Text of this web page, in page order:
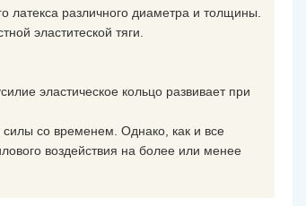
тяга ʺСлонʺ 3/8, 14oz (внеротовая)
8, 8oz (внеротовая)
3/8, 3oz (средняя)
латекса различного диаметра и толщины.
эластитеской тяги.
эластическое кольцо развивает при
силы со временем. Однако, как и все
воздействия на более или менее